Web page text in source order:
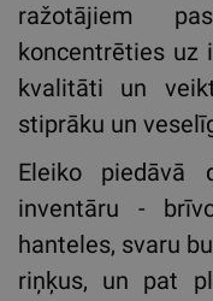
ražotājiem
koncentrēties uz
kvalitāti un
stiprāku un
Eleiko piedāvā
inventāru -
hanteles, svaru
riņķus, un pat